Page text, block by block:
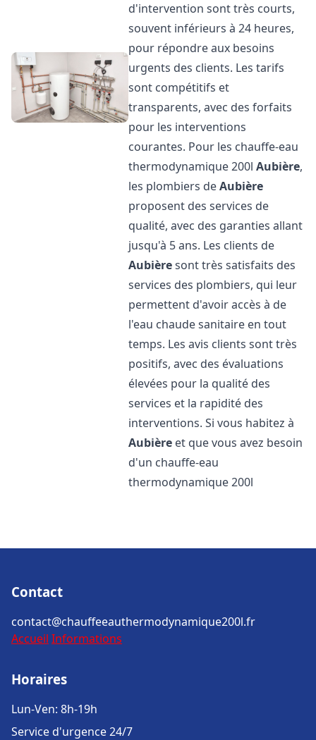
d'intervention sont très courts,
souvent inférieurs à 24 heures,
pour répondre aux besoins
urgents des clients. Les tarifs
sont compétitifs et
transparents, avec des forfaits
pour les interventions
courantes. Pour les chauffe-eau
thermodynamique 200lAubière,
les plombiers deAubière
proposent des services de
qualité, avec des garanties allant
jusqu'à 5 ans. Les clients de
Aubièresont très satisfaits des
services des plombiers, qui leur
permettent d'avoir accès à de
l'eau chaude sanitaire en tout
temps. Les avis clients sont très
positifs, avec des évaluations
élevées pour la qualité des
services et la rapidité des
interventions. Si vous habitez à
Aubière et que vous avez besoin
d'un chauffe-eau
thermodynamique 200l
Contact
contact@chauffeeauthermodynamique200l.fr
Accueil Informations
Horaires
Lun-Ven: 8h-19h
Service d'urgence 24/7